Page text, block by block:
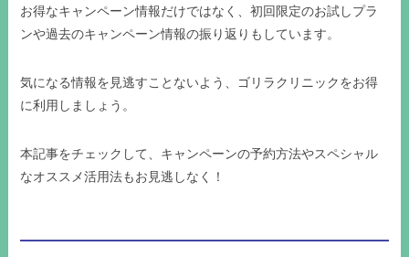
お得なキャンペーン情報だけではなく、初回限定のお試しプラ
ンや過去のキャンペーン情報の振り返りもしています。
気になる情報を見逃すことないよう、ゴリラクリニックをお得
に利用しましょう。
本記事をチェックして、キャンペーンの予約方法やスペシャル
なオススメ活用法もお見逃しなく！